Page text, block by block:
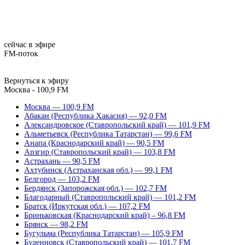
сейчас в эфире
FM-поток
Вернуться к эфиру
Москва - 100,9 FM
Москва — 100,9 FM
Абакан (Республика Хакасия) — 92,0 FM
Александровское (Ставропольский край) — 101,9 FM
Альметьевск (Республика Татарстан) — 99,6 FM
Анапа (Краснодарский край) — 90,5 FM
Арзгир (Ставропольский край) — 103,8 FM
Астрахань — 90,5 FM
Ахтубинск (Астраханская обл.) — 99,1 FM
Белгород — 103,2 FM
Бердянск (Запорожская обл.) — 102,7 FM
Благодарный (Ставропольский край) — 101,2 FM
Братск (Иркутская обл.) — 107,2 FM
Бриньковская (Краснодарский край) – 96,8 FM
Брянск — 98,2 FM
Бугульма (Республика Татарстан) — 105,9 FM
Буденновск (Ставропольский край) — 101,7 FM